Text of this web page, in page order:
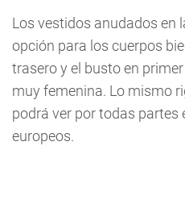
Los vestidos anudados en
opción para los cuerpos
trasero y el busto en
muy femenina. Lo mismo
podrá ver por todas partes
europeos.